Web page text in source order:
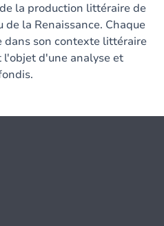
la production littéraire de
la Renaissance. Chaque
dans son contexte littéraire
d'une analyse et